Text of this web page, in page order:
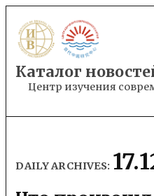
to
content
Каталог
Центр изучения
DAILY ARCHIVES: